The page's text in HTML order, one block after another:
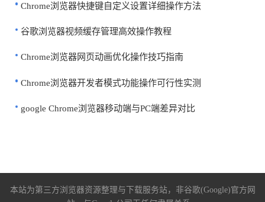
Chrome浏览器快捷键自定义设置详细操作方法
谷歌浏览器视频缓存管理高效操作教程
Chrome浏览器网页动画优化操作技巧指南
Chrome浏览器开发者模式功能操作可行性实测
google Chrome浏览器移动端与PC端差异对比
本站为第三方浏览器资源整理与下载服务站，非谷歌(Google)官方网